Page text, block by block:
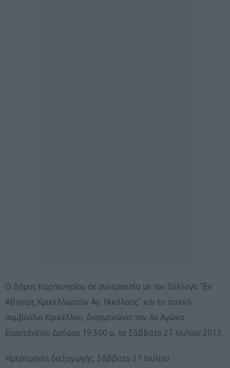
Ο Δήμος Καρπενησίου σε συνεργασία με τον Σύλλογο “Εν
Αθηναίς Κρικελλιωτών Αγ. Νικόλαος” και το τοπικό
συμβούλιο Κρικέλλου, διοργανώνει τον 4ο Αγώνα
Ευρυτάνειου Δρόμου 19.500 μ. το Σάββατο 27 Ιουλίου 2013.
Ημερομηνία διεξαγωγής: Σάββατο 27 Ιουλίου